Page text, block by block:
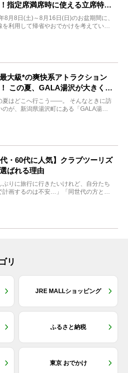
指定席満席時に使える立席特急
説
8月8日(土)～8月16日(日)のお盆期間に、
を利用して帰省やおでかけを考えている
大級*の爽快系アトラクション
この夏、GALA湯沢が大きく生
わる
夏はどこへ行こう――。 そんなときに訪
のが、新潟県湯沢町にある「GALA湯
代・60代に人気】クラブツーリズ
ばれる理由
ぶりに旅行に行きたいけれど、自分たち
計画するのは不安…」「同世代の方と気
リ
JRE MALLショッピング
ふるさと納税
東京 おでかけ